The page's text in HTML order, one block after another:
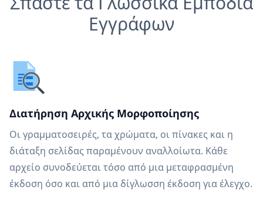
Εγγράφων
Διατήρηση Αρχικής Μορφοποίησης
Οι γραμματοσειρές, τα χρώματα, οι πίνακες και η
διάταξη σελίδας παραμένουν αναλλοίωτα. Κάθε
αρχείο συνοδεύεται τόσο από μια μεταφρασμένη
έκδοση όσο και από μια δίγλωσση έκδοση για έλεγχο.